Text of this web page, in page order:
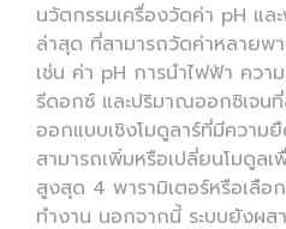
นวัตกรรมเครื่องวัดค่า pH แล
ล่าสุด ที่สามารถวัดค่าหลายพา
เช่น ค่า pH การนำไฟฟ้า คว
รีดอกซ์ และปริมาณออกซิเจน
ออกแบบเชิงโมดูลาร์ที่มีความ
สามารถเพิ่มหรือเปลี่ยนโมดูลเ
สูงสุด 4 พารามิเตอร์หรือเลื
ทำงาน นอกจากนี้ ระบบยังผส